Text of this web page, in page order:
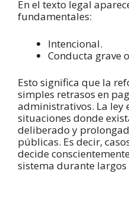
En el texto legal
fundamentales:
Intencional.
Conducta grave
Esto significa que la
simples retrasos en
administrativos. La ley
situaciones donde
deliberado y
públicas. Es decir,
decide
sistema durante